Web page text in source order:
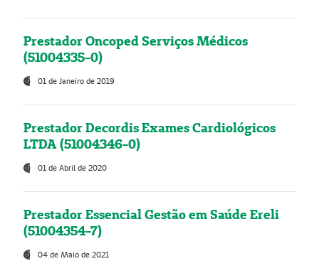
Prestador Oncoped Serviços Médicos
(51004335-0)
01 de Janeiro de 2019
Prestador Decordis Exames Cardiológicos
LTDA (51004346-0)
01 de Abril de 2020
Prestador Essencial Gestão em Saúde Ereli
(51004354-7)
04 de Maio de 2021